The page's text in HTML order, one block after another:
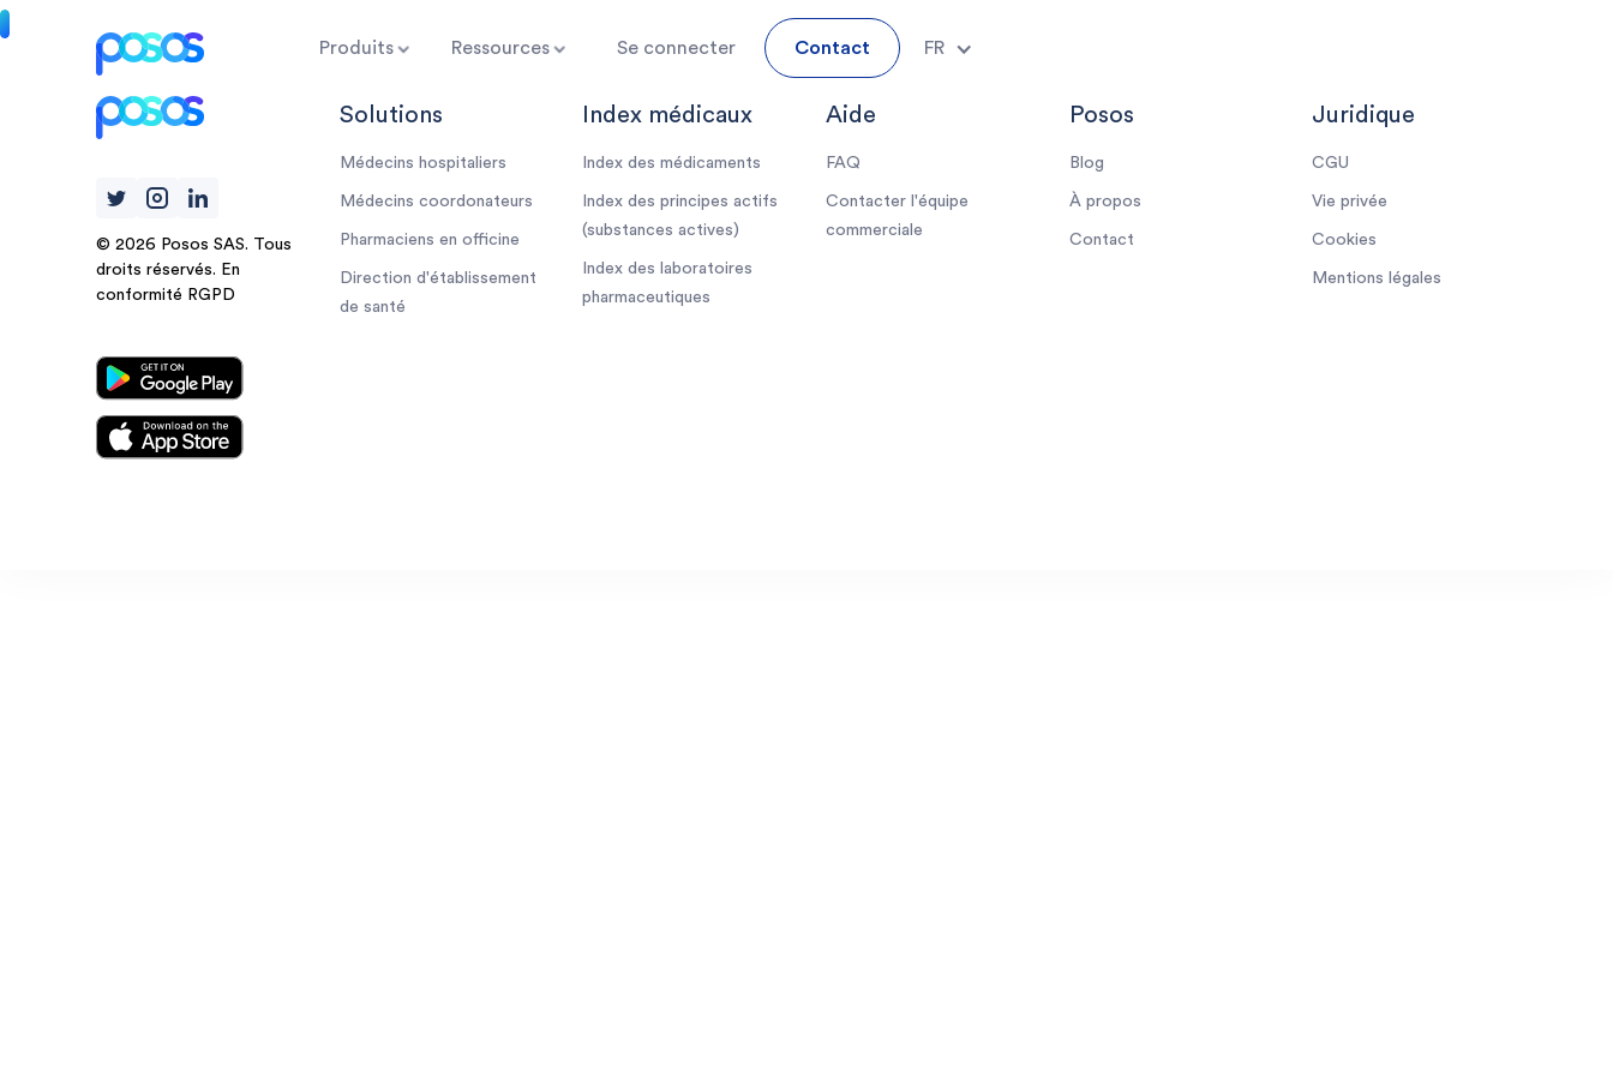
Produits Ressources Se connecter Contact FR
© 2026 Posos SAS. Tous
droits réservés. En
conformité RGPD
Solutions
Médecins hospitaliers
Médecins coordonateurs
Pharmaciens en officine
Direction d'établissement
de santé
Index médicaux
Index des médicaments
Index des principes actifs
(substances actives)
Index des laboratoires
pharmaceutiques
Aide
FAQ
Contacter l'équipe
commerciale
Posos
Blog
À propos
Contact
Juridique
CGU
Vie privée
Cookies
Mentions légales